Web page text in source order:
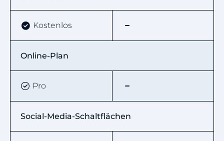
Kostenlos
Online-Plan
Pro
Social-Media-Schaltflächen